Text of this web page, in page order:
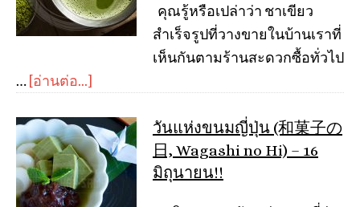
คุณรู้หรือเปล่าว่า ชาเขียว
สำเร็จรูปที่วางขายในบ้านเราที่
เห็นกันตามร้านสะดวกซื้อทั่วไป
…[อ่านต่อ...]
วันแห่งขนมญี่ปุ่น (和菓子の
日, Wagashi no Hi) – 16
มิถุนายน!!